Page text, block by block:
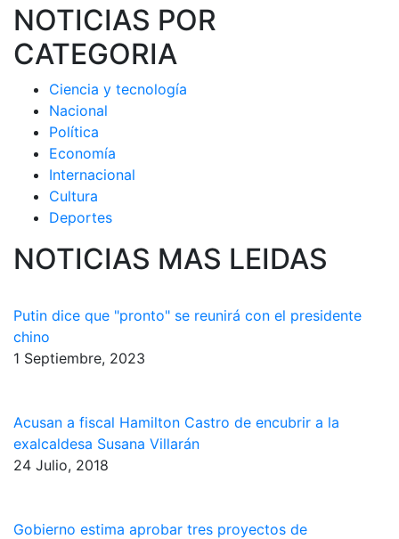
NOTICIAS POR
CATEGORIA
Ciencia y tecnología
Nacional
Política
Economía
Internacional
Cultura
Deportes
NOTICIAS MAS LEIDAS
Putin dice que "pronto" se reunirá con el presidente
chino
1 Septiembre, 2023
Acusan a fiscal Hamilton Castro de encubrir a la
exalcaldesa Susana Villarán
24 Julio, 2018
Gobierno estima aprobar tres proyectos de